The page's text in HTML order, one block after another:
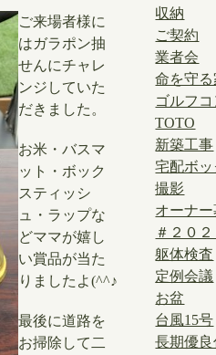
ご来場者様に
はガラポン抽
せんにチャレ
ンジしていた
だきました。
お米・バスマ
ット・ボック
スティッシ
ュ・ラップな
どママが嬉し
い賞品が当た
りましたよ(^^♪
最後に道路を
お掃除して二
収納
ご契約
業者会
命を守る
ゴルフ
TOTO
新築工事
宅配ボッ
撮影
オーナ
＃２０
躯体検査
定例会議
お盆
台風15号
長期優良